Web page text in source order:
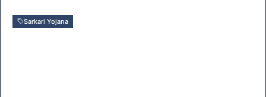
o p
Sarkari Yojana